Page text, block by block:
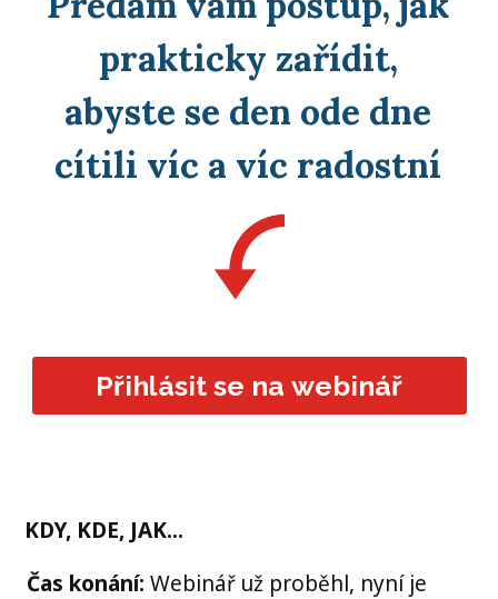
prakticky zařídit,
abyste se den ode dne
cítili víc a víc radostní
Přihlásit se na webinář
KDY, KDE, JAK...
Čas konání: Webinář už proběhl, nyní je